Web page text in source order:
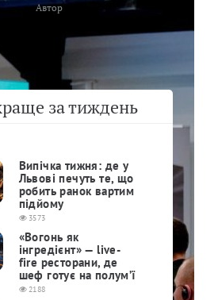
Автор
за тиждень
Випічка тижня: де у
Львові печуть те, що
робить ранок вартим
підйому
3573
«Вогонь як
інгредієнт» — live-
fire ресторани, де
шеф готує на полум’ї
2188